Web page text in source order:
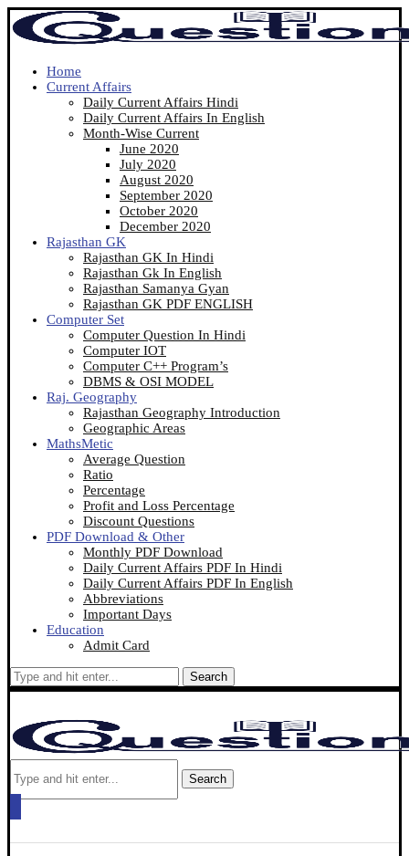
Home
Current Affairs
Daily Current Affairs Hindi
Daily Current Affairs In English
Month-Wise Current
June 2020
July 2020
August 2020
September 2020
October 2020
December 2020
Rajasthan GK
Rajasthan GK In Hindi
Rajasthan Gk In English
Rajasthan Samanya Gyan
Rajasthan GK PDF ENGLISH
Computer Set
Computer Question In Hindi
Computer IOT
Computer C++ Program’s
DBMS & OSI MODEL
Raj. Geography
Rajasthan Geography Introduction
Geographic Areas
MathsMetic
Average Question
Ratio
Percentage
Profit and Loss Percentage
Discount Questions
PDF Download & Other
Monthly PDF Download
Daily Current Affairs PDF In Hindi
Daily Current Affairs PDF In English
Abbreviations
Important Days
Education
Admit Card
Search
Search